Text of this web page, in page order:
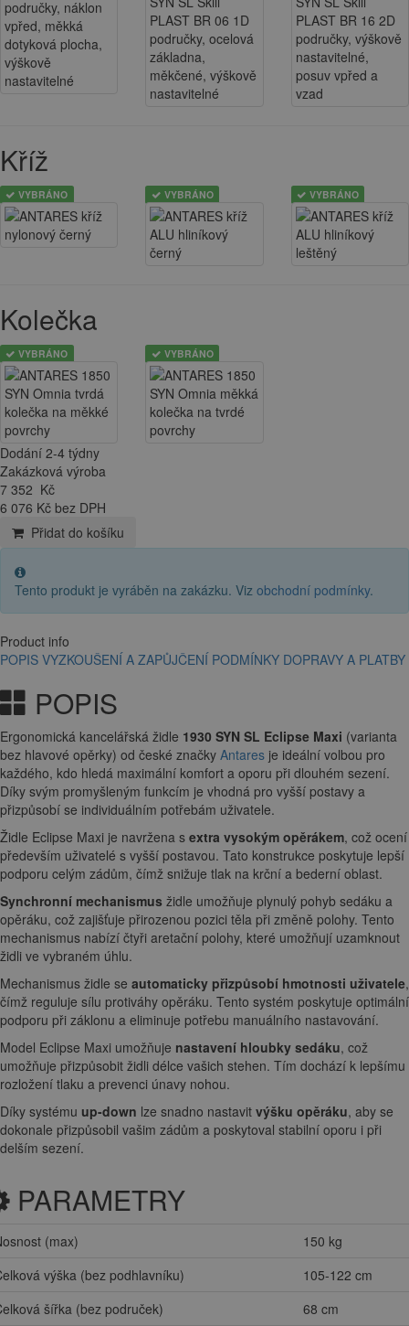
Kříž
VYBRÁNO VYBRÁNO VYBRÁNO
Kolečka
VYBRÁNO VYBRÁNO
Dodání 2-4 týdny
Zakázková výroba
7 352 Kč
6 076 Kč bez DPH
Přidat do košíku
Tento produkt je vyráběn na zakázku. Viz obchodní podmínky.
Product info
POPIS VYZKOUŠENÍ A ZAPŮJČENÍ PODMÍNKY DOPRAVY A PLATBY
POPIS
Ergonomická kancelářská židle 1930 SYN SL Eclipse Maxi (varianta
bez hlavové opěrky) od české značky Antares je ideální volbou pro
každého, kdo hledá maximální komfort a oporu při dlouhém sezení.
Díky svým promyšleným funkcím je vhodná pro vyšší postavy a
přizpůsobí se individuálním potřebám uživatele.
Židle Eclipse Maxi je navržena s extra vysokým opěrákem, což ocení
především uživatelé s vyšší postavou. Tato konstrukce poskytuje lepší
podporu celým zádům, čímž snižuje tlak na krční a bederní oblast.
Synchronní mechanismus židle umožňuje plynulý pohyb sedáku a
opěráku, což zajišťuje přirozenou pozici těla při změně polohy. Tento
mechanismus nabízí čtyři aretační polohy, které umožňují uzamknout
židli ve vybraném úhlu.
Mechanismus židle se automaticky přizpůsobí hmotnosti uživatele,
čímž reguluje sílu protiváhy opěráku. Tento systém poskytuje optimální
podporu při záklonu a eliminuje potřebu manuálního nastavování.
Model Eclipse Maxi umožňuje nastavení hloubky sedáku, což
umožňuje přizpůsobit židli délce vašich stehen. Tím dochází k lepšímu
rozložení tlaku a prevenci únavy nohou.
Díky systému up-down lze snadno nastavit výšku opěráku, aby se
dokonale přizpůsobil vašim zádům a poskytoval stabilní oporu i při
delším sezení.
PARAMETRY
(max)
150 kg
výška (bez podhlavníku)
105-122 cm
šířka (bez područek)
68 cm